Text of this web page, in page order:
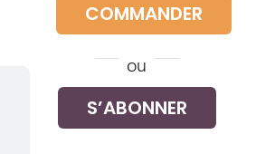
COMMANDER
ou
S’ABONNER